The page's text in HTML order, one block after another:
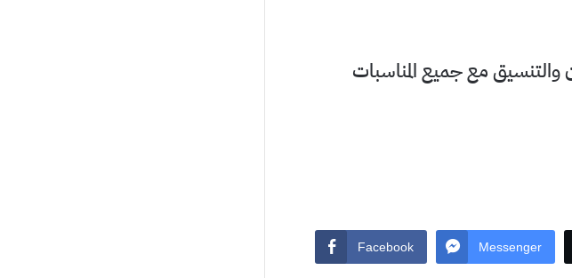
والتنسيق مع جميع المناسبات
Facebook Messenger